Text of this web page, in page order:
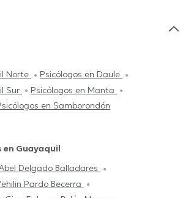
Norte
Psicólogos en Daule
Sur
Psicólogos en Manta
en Samborondón
Guayaquil
Delgado Balladares
Pardo Becerra